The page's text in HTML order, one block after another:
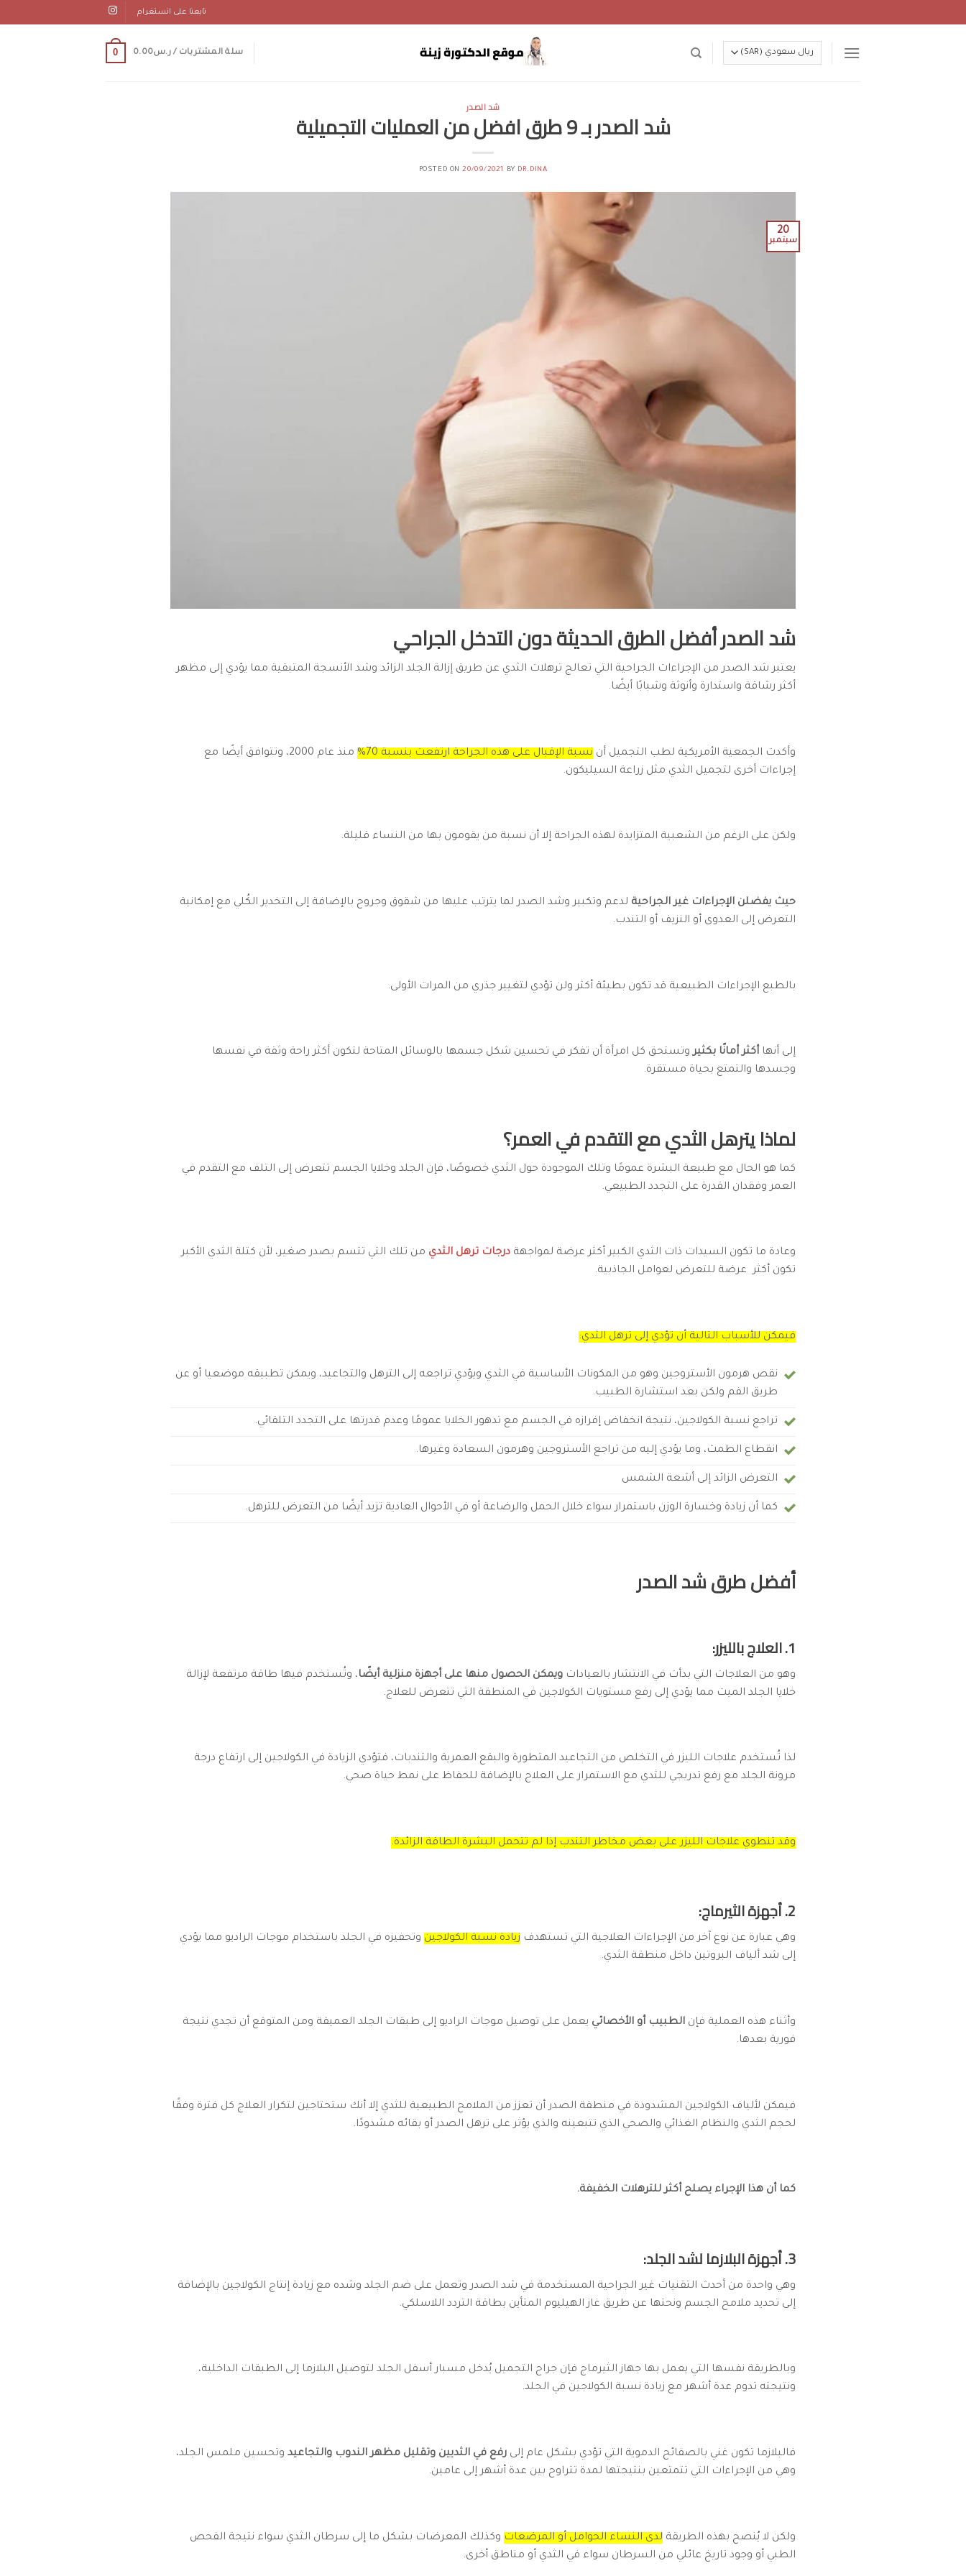
to
تابعنا على انستغرام
سلة المشتريات /ر.س0.00
0
شد الصدر
شد الصدر بـ 9 طرق افضل من العمليات التجميلية
POSTED ON20/09/2021 BY DR.DINA
20
سبتمبر
شد الصدر أفضل الطرق الحديثة دون التدخل الجراحي
يعتبر شد الصدر من الإجراءات الجراحية التي تعالج ترهلات الثدي عن طريق إزالة الجلد الزائد وشد الأنسجة المتبقية مما يؤدي إلى مظهر
أكثر رشاقة واستدارة وأنوثة وشبابًا أيضًا.
وأكدت الجمعية الأمريكية لطب التجميل أن نسبة الإقبال على هذه الجراحة ارتفعت بنسبة 70%
منذ عام 2000، وتتوافق أيضًا مع
إجراءات أخرى لتجميل الثدي مثل زراعة السيليكون.
ولكن على الرغم من الشعبية المتزايدة لهذه الجراحة إلا أن نسبة من يقومون بها من النساء قليلة.
حيث يفضلن الإجراءات غير الجراحية لدعم وتكبير وشد الصدر لما يترتب عليها من شقوق وجروح بالإضافة إلى التخدير الكُلي مع إمكانية
التعرض إلى العدوى أو النزيف أو التندب.
بالطبع الإجراءات الطبيعية قد تكون بطيئة أكثر ولن تؤدي لتغيير جذري من المرات الأولى.
إلى أنها أكثر أمانًا بكثيروتستحق كل امرأة أن تفكر في تحسين شكل جسمها بالوسائل المتاحة لتكون أكثر راحة وثقة في نفسها
وجسدها والتمتع بحياة مستقرة.
لماذا يترهل الثدي مع التقدم في العمر؟
كما هو الحال مع طبيعة البشرة عمومًا وتلك الموجودة حول الثدي خصوصًا، فإن الجلد وخلايا الجسم تتعرض إلى التلف مع التقدم في
العمر وفقدان القدرة على التجدد الطبيعي.
وعادة ما تكون السيدات ذات الثدي الكبير أكثر عرضة لمواجهة درجات ترهل الثدي من تلك التي تتسم بصدر صغير، لأن كتلة الثدي الأكبر
تكون أكثر عرضة للتعرض لعوامل الجاذبية.
فيمكن للأسباب التالية أن تؤدي إلى ترهل الثدي:
نقص هرمون الأستروجين وهو من المكونات الأساسية في الثدي ويؤدي تراجعه إلى الترهل والتجاعيد، ويمكن تطبيقه موضعيا أو عن
طريق الفم ولكن بعد استشارة الطبيب.
تراجع نسبة الكولاجين، نتيجة انخفاض إفرازه في الجسم مع تدهور الخلايا عمومًا وعدم قدرتها على التجدد التلقائي.
انقطاع الطمث، وما يؤدي إليه من تراجع الأستروجين وهرمون السعادة وغيرها.
التعرض الزائد إلى أشعة الشمس
كما أن زيادة وخسارة الوزن باستمرار سواء خلال الحمل والرضاعة أو في الأحوال العادية تزيد أيضًا من التعرض للترهل.
أفضل طرق شد الصدر
1. العلاج بالليزر:
وهو من العلاجات التي بدأت في الانتشار بالعيادات ويمكن الحصول منها على أجهزة منزلية أيضًا، وتُستخدم فيها طاقة مرتفعة لإزالة
خلايا الجلد الميت مما يؤدي إلى رفع مستويات الكولاجين في المنطقة التي تتعرض للعلاج.
لذا تُستخدم علاجات الليزر في التخلص من التجاعيد المتطورة والبقع العمرية والتندبات، فتؤدي الزيادة في الكولاجين إلى ارتفاع درجة
مرونة الجلد مع رفع تدريجي للثدي مع الاستمرار على العلاج بالإضافة للحفاظ على نمط حياة صحي.
وقد تنطوي علاجات الليزر على بعض مخاطر التندب إذا لم تتحمل البشرة الطاقة الزائدة.
2. أجهزة الثيرماج:
وهي عبارة عن نوع آخر من الإجراءات العلاجية التي تستهدف زيادة نسبة الكولاجين وتحفيزه في الجلد باستخدام موجات الراديو مما يؤدي
إلى شد ألياف البروتين داخل منطقة الثدي.
وأثناء هذه العملية فإن الطبيب أو الأخصائي يعمل على توصيل موجات الراديو إلى طبقات الجلد العميقة ومن المتوقع أن تجدي نتيجة
فورية بعدها.
فيمكن لألياف الكولاجين المشدودة في منطقة الصدر أن تعزز من الملامح الطبيعية للثدي إلا أنك ستحتاجين لتكرار العلاج كل فترة وفقًا
لحجم الثدي والنظام الغذائي والصحي الذي تتبعينه والذي يؤثر على ترهل الصدر أو بقائه مشدودًا.
كما أن هذا الإجراء يصلح أكثر للترهلات الخفيفة.
3. أجهزة البلازما لشد الجلد:
وهي واحدة من أحدث التقنيات غير الجراحية المستخدمة في شد الصدر وتعمل على ضم الجلد وشده مع زيادة إنتاج الكولاجين بالإضافة
إلى تحديد ملامح الجسم ونحتها عن طريق غاز الهيليوم المتأين بطاقة التردد اللاسلكي.
وبالطريقة نفسها التي يعمل بها جهاز الثيرماج فإن جراح التجميل يُدخل مسبار أسفل الجلد لتوصيل البلازما إلى الطبقات الداخلية،
ونتيجته تدوم عدة أشهر مع زيادة نسبة الكولاجين في الجلد.
فالبلازما تكون غني بالصفائح الدموية التي تؤدي بشكل عام إلى رفع في الثديين وتقليل مظهر الندوب والتجاعيد وتحسين ملمس الجلد،
وهي من الإجراءات التي تتمتعين بنتيجتها لمدة تتراوح بين عدة أشهر إلى عامين.
ولكن لا يُنصح بهذه الطريقة لدى النساء الحوامل أو المرضعات وكذلك المعرضات بشكل ما إلى سرطان الثدي سواء نتيجة الفحص
الطبي أو وجود تاريخ عائلي من السرطان سواء في الثدي أو مناطق أخرى.